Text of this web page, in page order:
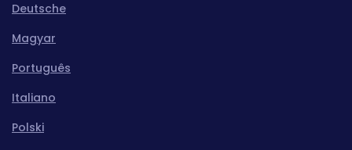
Deutsche
Magyar
Português
Italiano
Polski